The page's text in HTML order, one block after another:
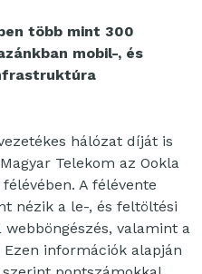
több mint 300
mobil-, és
hálózat díját is
Telekom az Ookla
A félévente
nézik a le-, és feltöltési
valamint a
információk alapján